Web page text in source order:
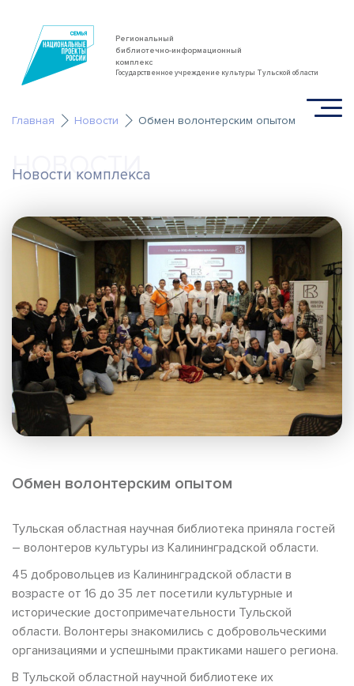
Региональный
библиотечно-информационный
комплекс
Государственное учреждение культуры Тульской области
Главная Новости Обмен волонтерским опытом
Новости комплекса
НОВОСТИ
Обмен волонтерским опытом
Тульская областная научная библиотека приняла гостей
– волонтеров культуры из Калининградской области.
45 добровольцев из Калининградской области в
возрасте от 16 до 35 лет посетили культурные и
исторические достопримечательности Тульской
области. Волонтеры знакомились с добровольческими
организациями и успешными практиками нашего региона.
В Тульской областной научной библиотеке их